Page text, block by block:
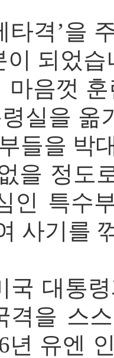
타격’을
이 되었
마음껏
실을 옮
들을 박
을 정도
인 특수
사기를
국 대통
격을 스
년 유엔